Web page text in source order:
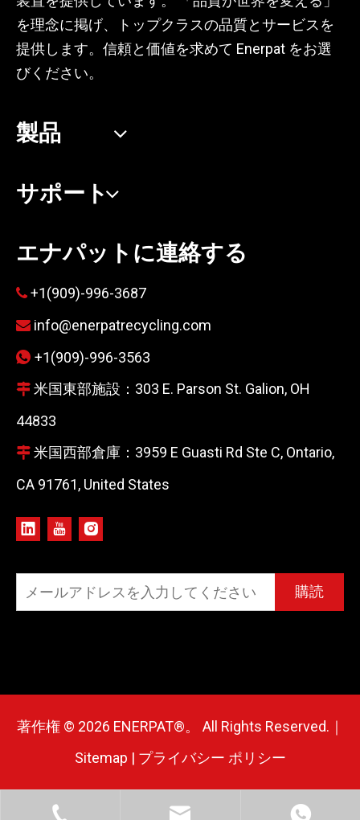
を理念に掲げ、トップクラスの品質とサービスを
提供します。信頼と価値を求めて Enerpat をお選
びください。
製品
サポート
エナパットに連絡する
 +1(909)-996-3687
 info@enerpatrecycling.com
 +1(909)-996-3563
 米国東部施設：303 E. Parson St. Galion, OH
44833
 米国西部倉庫：3959 E Guasti Rd Ste C, Ontario,
CA 91761, United States
購読
著作権 © 2026 ENERPAT®。 All Rights Reserved.｜
Sitemap | プライバシー ポリシー